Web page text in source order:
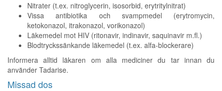
Nitrater (t.ex. nitroglycerin, isosorbid, erytritylnitrat)
Vissa antibiotika och svampmedel (erytromycin,
ketokonazol, itrakonazol, vorikonazol)
Läkemedel mot HIV (ritonavir, indinavir, saquinavir m.fl.)
Blodtryckssänkande läkemedel (t.ex. alfa-blockerare)
Informera alltid läkaren om alla mediciner du tar innan du
använder Tadarise.
Missad dos